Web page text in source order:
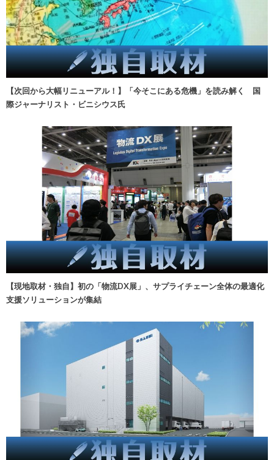
【次回から大幅リニューアル！】「今そこにある危機」を読み解く 国
際ジャーナリスト・ビニシウス氏
【現地取材・独自】初の「物流DX展」、サプライチェーン全体の最適化
支援ソリューションが集結